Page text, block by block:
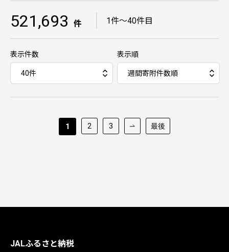
521,693 件 1件～40件目
表示件数 表示順
1 2 3 最後
JALふるさと納税